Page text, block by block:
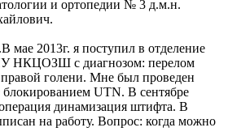
и ортопедии № 3 д.м.н.
мае 2013г. я поступил в отделение
НКЦОЗШ с диагнозом: перелом
голени. Мне был проведен
блокированием UTN. В сентябре
динамизация штифта. В
на работу. Вопрос: когда можно